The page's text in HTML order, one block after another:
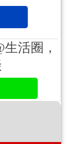
活圈，